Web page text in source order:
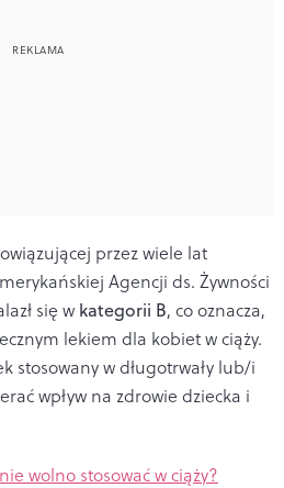
przez wiele lat
Agencji ds. Żywności
się w kategorii B, co oznacza,
lekiem dla kobiet w ciąży.
stosowany w długotrwały lub/i
wpływ na zdrowie dziecka i
wolno stosować w ciąży?